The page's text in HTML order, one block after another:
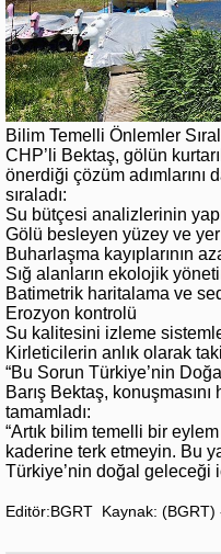
Bilim Temelli Önlemler
CHP’li Bektaş, gölün
önerdiği çözüm adımlarını
sıraladı:
Su bütçesi analizlerinin
Gölü besleyen yüzey ve yer
Buharlaşma kayıplarının
Sığ alanların ekolojik
Batimetrik haritalama ve
Erozyon kontrolü
Su kalitesini izleme
Kirleticilerin anlık olarak
“Bu Sorun Türkiye’nin
Barış Bektaş,
tamamladı:
“Artık bilim temelli bir
kaderine terk etmeyin. Bu
Türkiye’nin doğal geleceği
Editör:BGRT Kaynak: (BGRT)